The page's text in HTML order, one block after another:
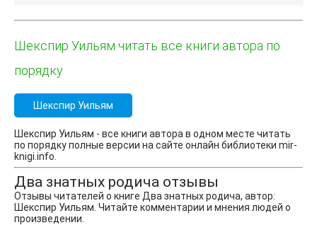
Шекспир Уильям читать все книги автора по
порядку
Шекспир Уильям
Шекспир Уильям - все книги автора в одном месте читать
по порядку полные версии на сайте онлайн библиотеки mir-
knigi.info.
Два знатных родича отзывы
Отзывы читателей о книге Два знатных родича, автор:
Шекспир Уильям. Читайте комментарии и мнения людей о
произведении.